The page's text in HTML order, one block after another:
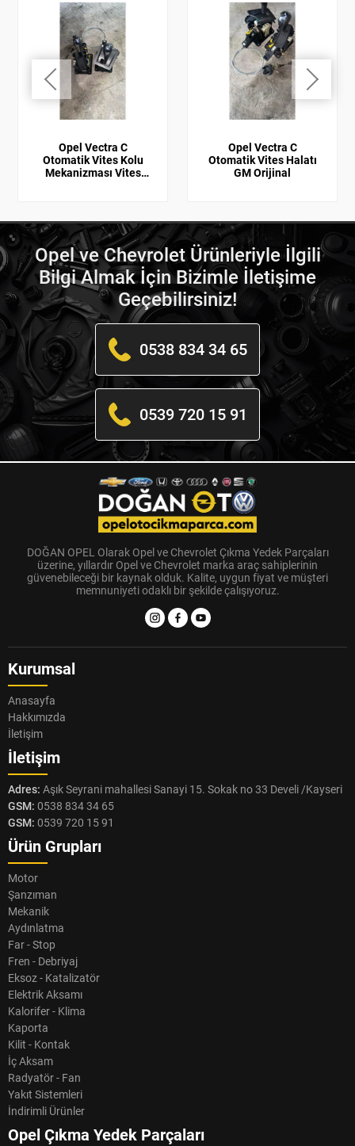
Opel Vectra C
Otomatik Vites Kolu
Mekanizması Vites
Opel Vectra C
Otomatik Vites Halatı
GM Orijinal
Opel ve Chevrolet Ürünleriyle İlgili
Bilgi Almak İçin Bizimle İletişime
Geçebilirsiniz!
0538 834 34 65
0539 720 15 91
DOĞAN OPEL Olarak Opel ve Chevrolet Çıkma Yedek Parçaları
üzerine, yıllardır Opel ve Chevrolet marka araç sahiplerinin
güvenebileceği bir kaynak olduk. Kalite, uygun fiyat ve müşteri
memnuniyeti odaklı bir şekilde çalışıyoruz.
Kurumsal
Anasayfa
Hakkımızda
İletişim
İletişim
Adres: Aşık Seyrani mahallesi Sanayi 15. Sokak no 33 Develi /Kayseri
GSM: 0538 834 34 65
GSM: 0539 720 15 91
Ürün Grupları
Motor
Şanzıman
Mekanik
Aydınlatma
Far - Stop
Fren - Debriyaj
Eksoz - Katalizatör
Elektrik Aksamı
Kalorifer - Klima
Kaporta
Kilit - Kontak
İç Aksam
Radyatör - Fan
Yakıt Sistemleri
İndirimli Ürünler
Opel Çıkma Yedek Parçaları